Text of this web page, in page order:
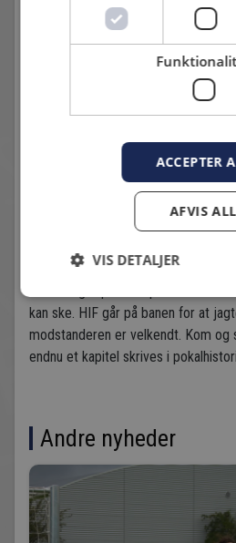
Gebyr ved onlinekøb: 10 kr. pr. billet
Gebyr ved køb i billetlugen på
Alle pladser er unummererede,
Alle sæsonkortholdere
Medlemmer af De Unge
gratis melde sig ind via
Klar til kamp
kan ske. HIF går på banen for at
modstanderen er velkendt. Kom
endnu et kapitel skrives i
Andre nyheder
ACCEPTER
AFVIS
VIS DETALJER